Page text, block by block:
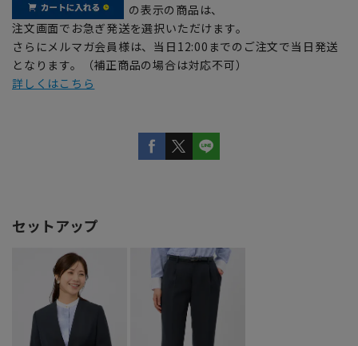
の表示の商品は、
注文画面でお急ぎ発送を選択いただけます。
さらにメルマガ会員様は、当日12:00までのご注文で当日発送
となります。（補正商品の場合は対応不可）
詳しくはこちら